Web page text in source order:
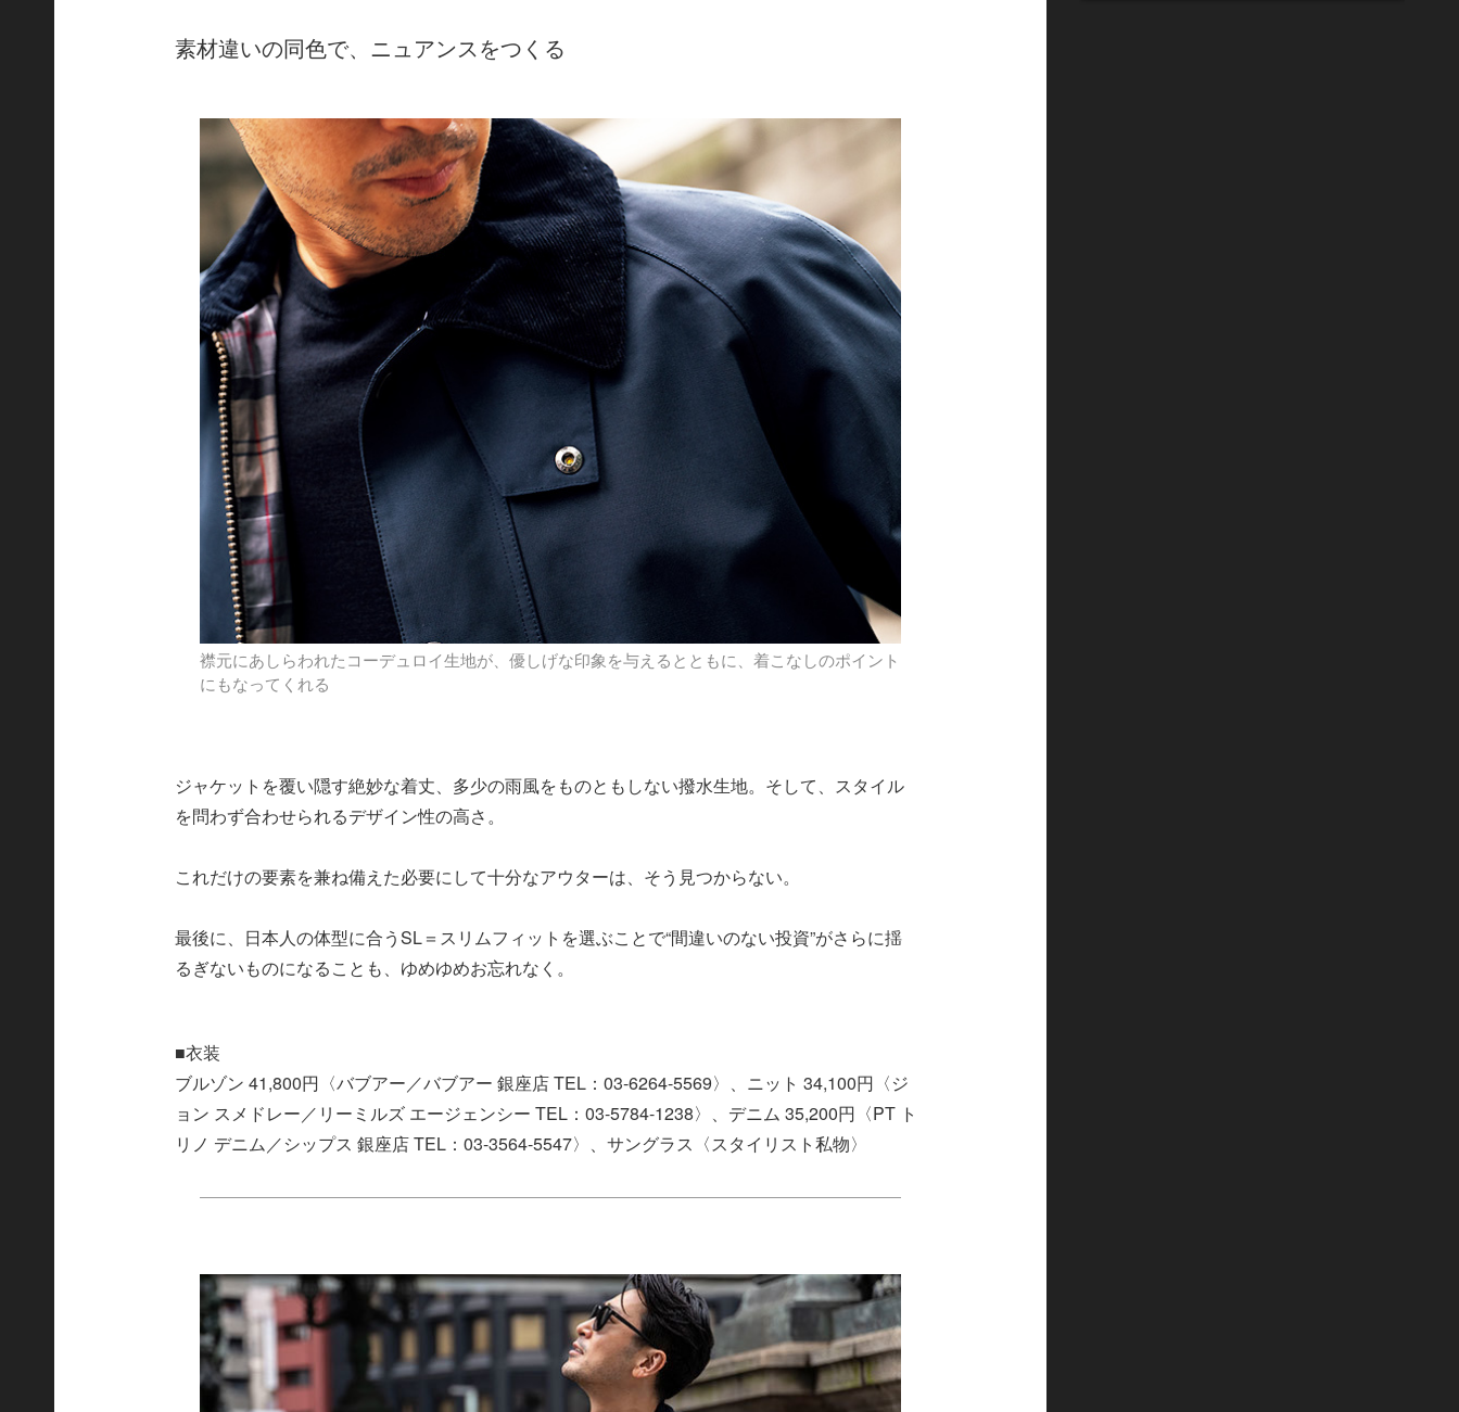
素材違いの同色で、ニュアンスをつくる
襟元にあしらわれたコーデュロイ生地が、優しげな印象を与えるとともに、着こなしのポイント
にもなってくれる
ジャケットを覆い隠す絶妙な着丈、多少の雨風をものともしない撥水生地。そして、スタイル
を問わず合わせられるデザイン性の高さ。
これだけの要素を兼ね備えた必要にして十分なアウターは、そう見つからない。
最後に、日本人の体型に合うSL＝スリムフィットを選ぶことで“間違いのない投資”がさらに揺
るぎないものになることも、ゆめゆめお忘れなく。
■衣装
ブルゾン 41,800円〈バブアー／バブアー 銀座店 TEL：03-6264-5569〉、ニット 34,100円〈ジ
ョン スメドレー／リーミルズ エージェンシー TEL：03-5784-1238〉、デニム 35,200円〈PT ト
リノ デニム／シップス 銀座店 TEL：03-3564-5547〉、サングラス〈スタイリスト私物〉